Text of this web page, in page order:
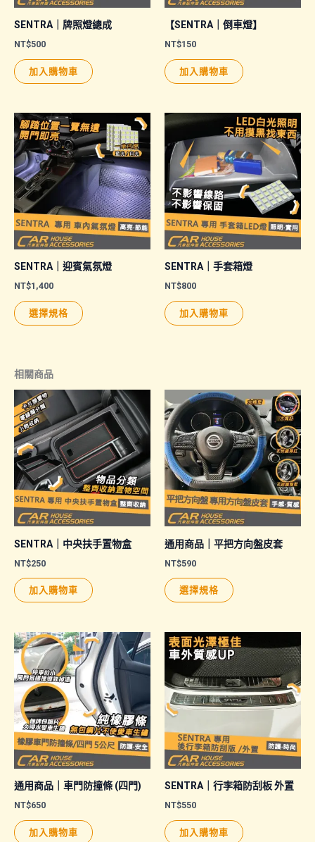
SENTRA｜牌照燈總成
NT$500
加入購物車
【SENTRA｜倒車燈】
NT$150
加入購物車
SENTRA｜迎賓氣氛燈
NT$1,400
選擇規格
款
式。
可
在
產
品
頁
面
擇
選
SENTRA｜手套箱燈
NT$800
加入購物車
相關商品
SENTRA｜中央扶手置物盒
NT$250
加入購物車
通用商品｜平把方向盤皮套
NT$590
選擇規格
有
多
種
款
式。
在
產
品
面
選
通用商品｜車門防撞條 (四門)
NT$650
加入購物車
SENTRA｜行李箱防刮板 外置
NT$550
加入購物車